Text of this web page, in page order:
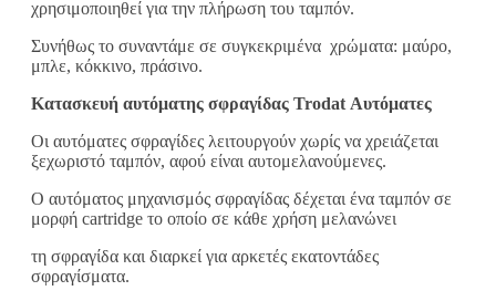
χρησιμοποιηθεί για την πλήρωση του ταμπόν.
Συνήθως το συναντάμε σε συγκεκριμένα χρώματα: μαύρο,
μπλε, κόκκινο, πράσινο.
Κατασκευή αυτόματης σφραγίδας Trodat Αυτόματες
Οι αυτόματες σφραγίδες λειτουργούν χωρίς να χρειάζεται
ξεχωριστό ταμπόν, αφού είναι αυτομελανούμενες.
Ο αυτόματος μηχανισμός σφραγίδας δέχεται ένα ταμπόν σε
μορφή cartridge το οποίο σε κάθε χρήση μελανώνει
τη σφραγίδα και διαρκεί για αρκετές εκατοντάδες
σφραγίσματα.